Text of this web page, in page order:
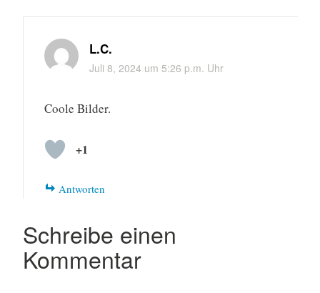
L.C.
Juli 8, 2024 um 5:26 p.m. Uhr
Coole Bilder.
+1
Antworten
Schreibe einen
Kommentar